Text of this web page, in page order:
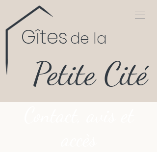
Gîtesde la
Petite Cité